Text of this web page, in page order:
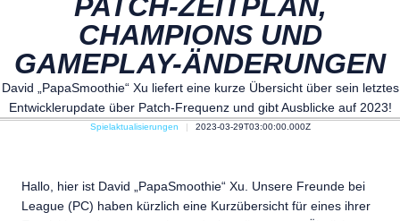
CHAMPIONS UND
GAMEPLAY-ÄNDERUNGEN
David „PapaSmoothie“ Xu liefert eine kurze Übersicht über sein letztes
Entwicklerupdate über Patch-Frequenz und gibt Ausblicke auf 2023!
Spielaktualisierungen 2023-03-29T03:00:00.000Z
Hallo, hier ist David „PapaSmoothie“ Xu. Unsere Freunde bei
League (PC) haben kürzlich eine Kurzübersicht für eines ihrer